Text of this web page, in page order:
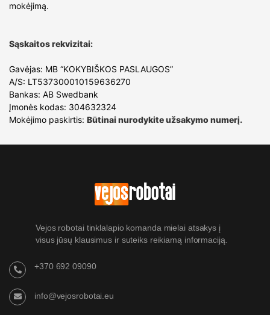
mokėjimą.
Sąskaitos rekvizitai:
Gavėjas: MB “KOKYBIŠKOS PASLAUGOS”
A/S: LT537300010159636270
Bankas: AB Swedbank
Įmonės kodas: 304632324
Mokėjimo paskirtis: Būtinai nurodykite užsakymo numerį.
Vejos robotai tinklalapio komanda mielai atsakys į
visus jūsų klausimus ir suteiks reikiamą informaciją.
+370 692 09090
info@vejosrobotai.eu